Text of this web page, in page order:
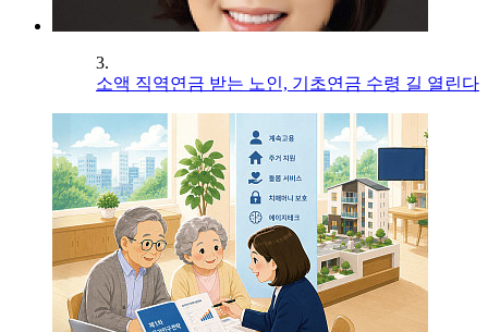
3.
소액 직역연금 받는 노인, 기초연금 수령 길 열린다